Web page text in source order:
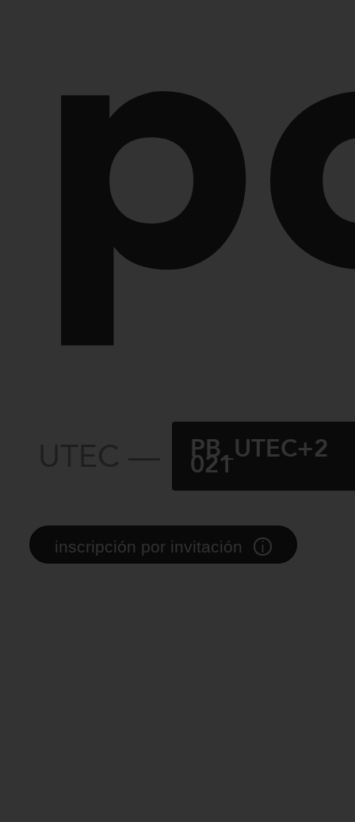
PB_UTEC+2
021
inscripción por invitación i